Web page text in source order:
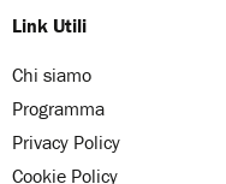
Link Utili
Chi siamo
Programma
Privacy Policy
Cookie Policy